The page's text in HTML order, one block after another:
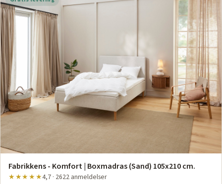
Fabrikkens - Komfort | Boxmadras (Sand) 105x210 cm.
★★★★★4,7 · 2622 anmeldelser